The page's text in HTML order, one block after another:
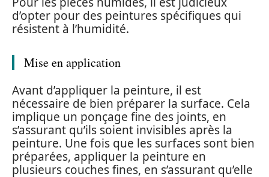
d’opter pour des peintures spécifiques qui
résistent à l’humidité.
Mise en application
Avant d’appliquer la peinture, il est
nécessaire de bien préparer la surface. Cela
implique un ponçage fine des joints, en
s’assurant qu’ils soient invisibles après la
peinture. Une fois que les surfaces sont bien
préparées, appliquer la peinture en
plusieurs couches fines, en s’assurant qu’elle